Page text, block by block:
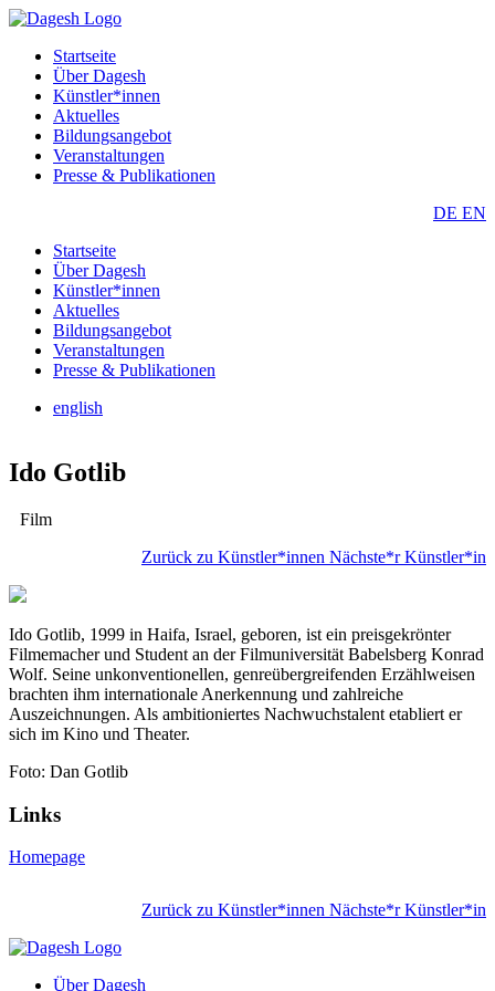
Startseite
Über Dagesh
Künstler*innen
Aktuelles
Bildungsangebot
Veranstaltungen
Presse & Publikationen
DE EN
Startseite
Über Dagesh
Künstler*innen
Aktuelles
Bildungsangebot
Veranstaltungen
Presse & Publikationen
english
Ido Gotlib
Film
Zurück zu Künstler*innen Nächste*r Künstler*in
Ido Gotlib, 1999 in Haifa, Israel, geboren, ist ein preisgekrönter
Filmemacher und Student an der Filmuniversität Babelsberg Konrad
Wolf. Seine unkonventionellen, genreübergreifenden Erzählweisen
brachten ihm internationale Anerkennung und zahlreiche
Auszeichnungen. Als ambitioniertes Nachwuchstalent etabliert er
sich im Kino und Theater.
Foto: Dan Gotlib
Links
Homepage
Zurück zu Künstler*innen Nächste*r Künstler*in
Über Dagesh